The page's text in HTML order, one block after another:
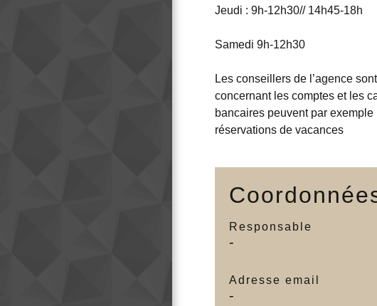
Jeudi : 9h-12h30// 14h45-18h
Samedi 9h-12h30
Les conseillers de l’agence
concernant les comptes et les
bancairespeuvent par exemple
réservations de vacances
Responsable
-
Adresse email
-